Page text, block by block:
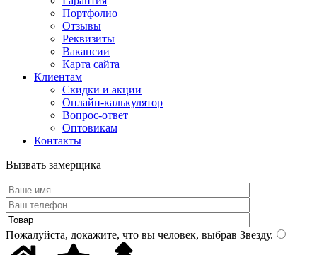
Портфолио
Отзывы
Реквизиты
Вакансии
Карта сайта
Клиентам
Скидки и акции
Онлайн-калькулятор
Вопрос-ответ
Оптовикам
Контакты
Вызвать замерщика
Пожалуйста, докажите, что вы человек, выбрав Звезду.